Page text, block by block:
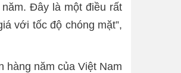
Đây là một điều rất
với tốc độ chóng mặt”,
hàng năm của Việt Nam